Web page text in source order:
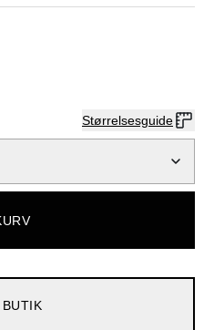
Størrelsesguide